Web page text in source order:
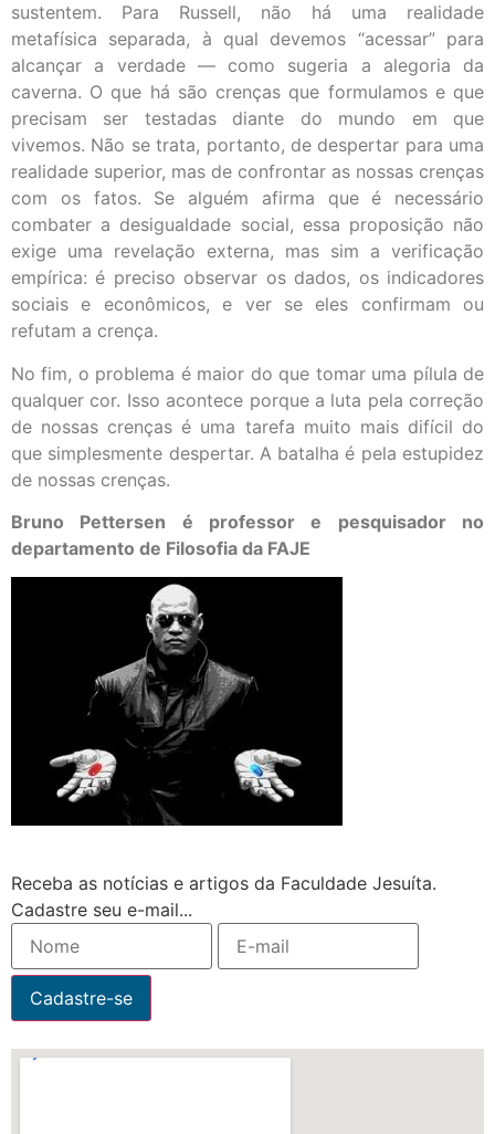
sustentem. Para Russell, não há uma realidade
metafísica separada, à qual devemos “acessar” para
alcançar a verdade — como sugeria a alegoria da
caverna. O que há são crenças que formulamos e que
precisam ser testadas diante do mundo em que
vivemos. Não se trata, portanto, de despertar para uma
realidade superior, mas de confrontar as nossas crenças
com os fatos. Se alguém afirma que é necessário
combater a desigualdade social, essa proposição não
exige uma revelação externa, mas sim a verificação
empírica: é preciso observar os dados, os indicadores
sociais e econômicos, e ver se eles confirmam ou
refutam a crença.
No fim, o problema é maior do que tomar uma pílula de
qualquer cor. Isso acontece porque a luta pela correção
de nossas crenças é uma tarefa muito mais difícil do
que simplesmente despertar. A batalha é pela estupidez
de nossas crenças.
Bruno Pettersen é professor e pesquisador no
departamento de Filosofia da FAJE
Receba as notícias e artigos da Faculdade Jesuíta.
Cadastre seu e-mail...